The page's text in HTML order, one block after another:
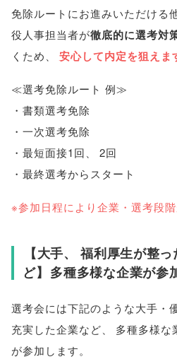
免除ルートにお進みいただける
役人事担当者が徹底的に選考対
くため
安心して内定を狙えま
≪選考免除ルート 例≫
・書類選考免除
・一次選考免除
・最短面接1回
2回
・最終選考からスタート
※参加日程により企業・選考段
【大手、
福利厚生が整
ど】 多種多様な企業が参
選考会には下記のような大手・
充実した企業など
多種多様な
が参加します。